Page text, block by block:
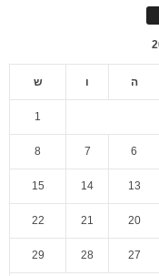
ה ו ש
1
6
7
8
13
14
15
20
21
22
27
28
29